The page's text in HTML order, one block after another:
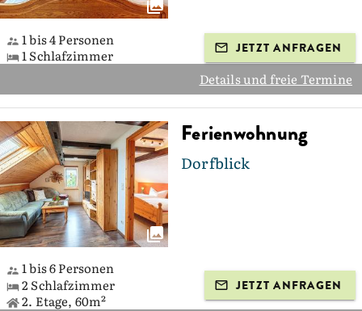
1 bis 4 Personen
1 Schlafzimmer
JETZT ANFRAGEN
Details und freie Termine
Ferienwohnung
Dorfblick
1 bis 6 Personen
2 Schlafzimmer
2. Etage, 60m²
JETZT ANFRAGEN